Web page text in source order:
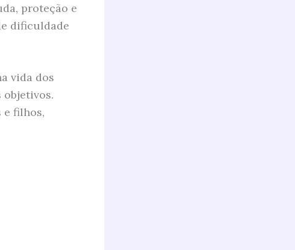
proteção e
dificuldade
vida dos
e filhos,